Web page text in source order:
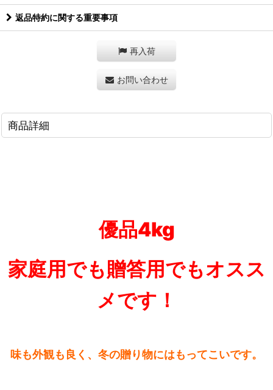
返品特約に関する重要事項
再入荷
お問い合わせ
商品詳細
優品4kg
家庭用でも贈答用でもオスス
メです！
味も外観も良く、冬の贈り物にはもってこいです。